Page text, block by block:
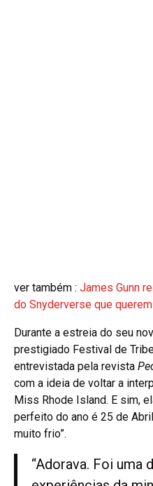
ver também : James Gunn
do Snyderverse que
Durante a estreia do seu
prestigiado Festival de
entrevistada pela revista
com a ideia de voltar a
Miss Rhode Island. E sim,
perfeito do ano é 25 de
muito frio”.
“Adorava. Foi uma